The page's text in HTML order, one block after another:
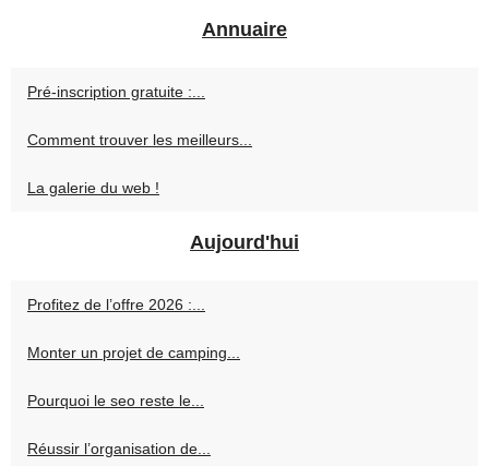
Annuaire
Pré-inscription gratuite :...
Comment trouver les meilleurs...
La galerie du web !
Aujourd'hui
Profitez de l’offre 2026 :...
Monter un projet de camping...
Pourquoi le seo reste le...
Réussir l’organisation de...